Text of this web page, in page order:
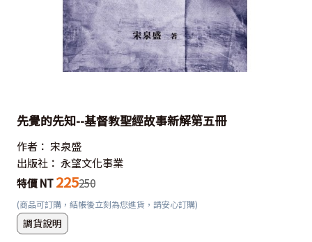
先覺的先知--基督教聖經故事新解第五冊
作者： 宋泉盛
出版社： 永望文化事業
特價 NT 225250
(商品可訂購，結帳後立刻為您進貨，請安心訂購)
調貨說明